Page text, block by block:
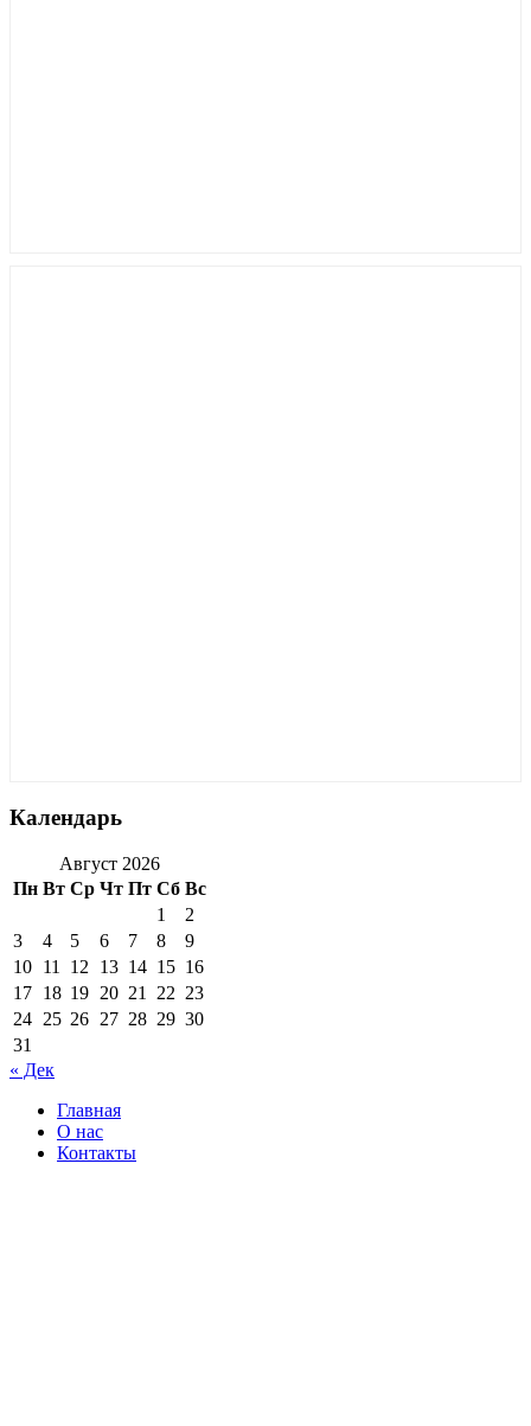
Календарь
Август 2026
Пн Вт Ср Чт Пт Сб Вс
1
2
3
4 5 6 7 8
9
10 11 12 13 14 15 16
17 18 19 20 21 22 23
24 25 26 27 28 29 30
31
« Дек
Главная
О нас
Контакты